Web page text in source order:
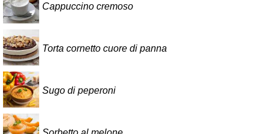
Cappuccino cremoso
Torta cornetto cuore di panna
Sugo di peperoni